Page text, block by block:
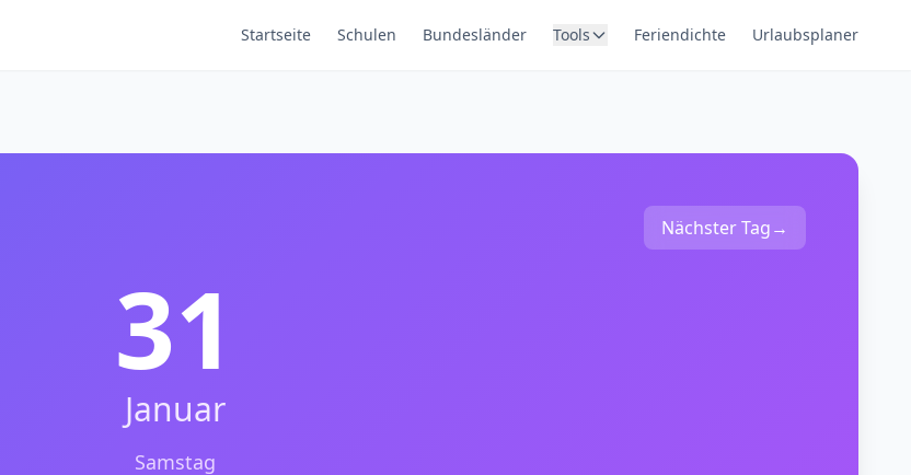
Startseite Schulen Bundesländer Tools Feriendichte Urlaubsplaner
Nächster Tag→
31
Januar
Samstag